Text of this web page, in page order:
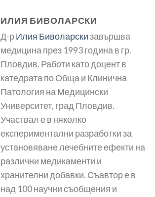
ИЛИЯ БИВОЛАРСКИ
Д-рИлия Биволарскизавършва
медицина през 1993 година в гр.
Пловдив. Работи като доцент в
катедрата по Обща и Клинична
Патология на Медицински
Университет, град Пловдив.
Участвал е в няколко
експериментални разработки за
установяване лечебните ефекти на
различни медикаменти и
хранителни добавки. Съавтор е в
над 100 научни съобщения и